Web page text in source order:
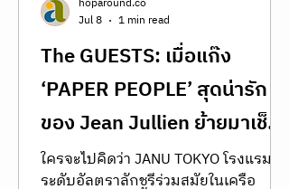
The GUESTS: เมื่อแก๊ง
‘PAPER PEOPLE’ สุดน่ารัก
hoparound.co
Jul 8
1 min read